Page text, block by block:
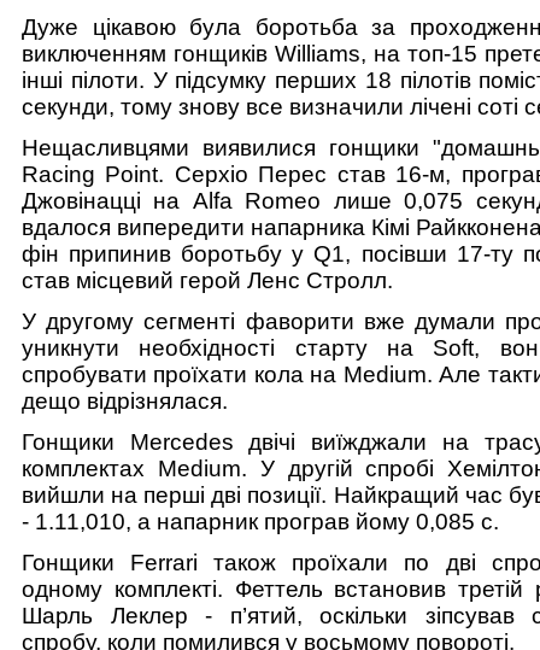
Дуже цікавою була боротьба за
виключенням гонщиків Williams, на топ-15
інші пілоти. У підсумку перших 18 пілотів
секунди, тому знову все визначили лічені соті
Нещасливцями виявилися гонщики
Racing Point. Серхіо Перес став 16-м,
Джовінацці на Alfa Romeo лише 0,075
вдалося випередити напарника Кімі
фін припинив боротьбу у Q1, посівши 17-ту
став місцевий герой Ленс Стролл.
У другому сегменті фаворити вже думали
уникнути необхідності старту на Soft,
спробувати проїхати кола на Medium. Але
дещо відрізнялася.
Гонщики Mercedes двічі виїжджали на
комплектах Medium. У другій спробі
вийшли на перші дві позиції. Найкращий час
- 1.11,010, а напарник програв йому 0,085 с.
Гонщики Ferrari також проїхали по дві
одному комплекті. Феттель встановив третій
Шарль Леклер - п’ятий, оскільки
спробу, коли помилився у восьмому повороті.